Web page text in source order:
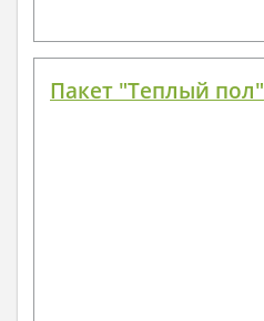
Пакет "Теплый пол"